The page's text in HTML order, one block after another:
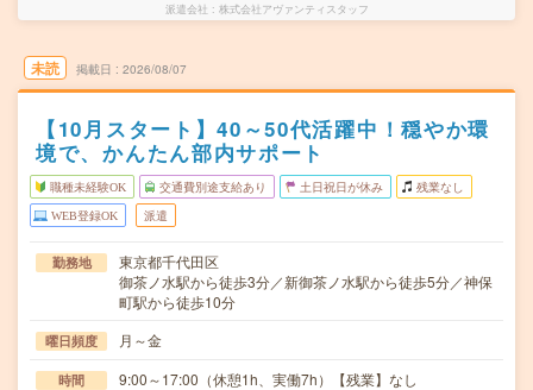
派遣会社 株式会社アヴァンティスタッフ
未読 掲載日 2026/08/07
【10月スタート】40～50代活躍中！穏やか環
境で、かんたん部内サポート
職種未経験OK 交通費別途支給あり 土日祝日が休み 残業なし
WEB登録OK 派遣
勤務地
東京都千代田区
御茶ノ水駅から徒歩3分／新御茶ノ水駅から徒歩5分／神保
町駅から徒歩10分
曜日頻度 月～金
時間 9:00～17:00（休憩1h、実働7h）【残業】なし